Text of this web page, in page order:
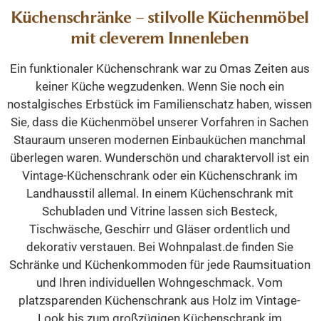
Küchenschränke – stilvolle Küchenmöbel
mit cleverem Innenleben
Ein funktionaler Küchenschrank war zu Omas Zeiten aus
keiner Küche wegzudenken. Wenn Sie noch ein
nostalgisches Erbstück im Familienschatz haben, wissen
Sie, dass die Küchenmöbel unserer Vorfahren in Sachen
Stauraum unseren modernen Einbauküchen manchmal
überlegen waren. Wunderschön und charaktervoll ist ein
Vintage-Küchenschrank oder ein Küchenschrank im
Landhausstil allemal. In einem Küchenschrank mit
Schubladen und Vitrine lassen sich Besteck,
Tischwäsche, Geschirr und Gläser ordentlich und
dekorativ verstauen. Bei Wohnpalast.de finden Sie
Schränke und Küchenkommoden für jede Raumsituation
und Ihren individuellen Wohngeschmack. Vom
platzsparenden Küchenschrank aus Holz im Vintage-